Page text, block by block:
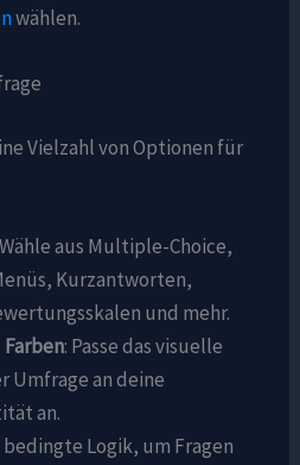
wählen.
Vielzahl von Optionen für
aus Multiple-Choice,
Kurzantworten,
und mehr.
: Passe das visuelle
Umfrage an deine
an.
Logik, um Fragen